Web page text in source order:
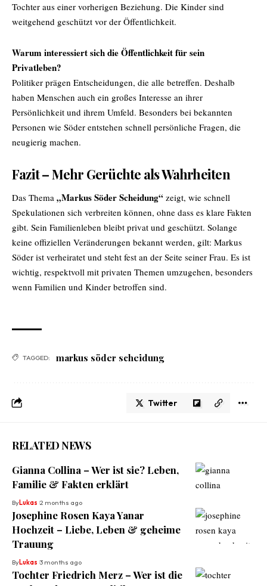
Tochter aus einer vorherigen Beziehung. Die Kinder sind
weitgehend geschützt vor der Öffentlichkeit.
Warum interessiert sich die Öffentlichkeit für sein
Privatleben?
Politiker prägen Entscheidungen, die alle betreffen. Deshalb
haben Menschen auch ein großes Interesse an ihrer
Persönlichkeit und ihrem Umfeld. Besonders bei bekannten
Personen wie Söder entstehen schnell persönliche Fragen, die
neugierig machen.
Fazit – Mehr Gerüchte als Wahrheiten
Das Thema „Markus Söder Scheidung“ zeigt, wie schnell
Spekulationen sich verbreiten können, ohne dass es klare Fakten
gibt. Sein Familienleben bleibt privat und geschützt. Solange
keine offiziellen Veränderungen bekannt werden, gilt: Markus
Söder ist verheiratet und steht fest an der Seite seiner Frau. Es ist
wichtig, respektvoll mit privaten Themen umzugehen, besonders
wenn Familien und Kinder betroffen sind.
TAGGED: markus söder scheidung
Twitter
RELATED NEWS
Gianna Collina – Wer ist sie? Leben,
Familie & Fakten erklärt
ByLukas 2 months ago
Josephine Rosen Kaya Yanar
Hochzeit – Liebe, Leben & geheime
Trauung
ByLukas 3 months ago
Tochter Friedrich Merz – Wer ist die